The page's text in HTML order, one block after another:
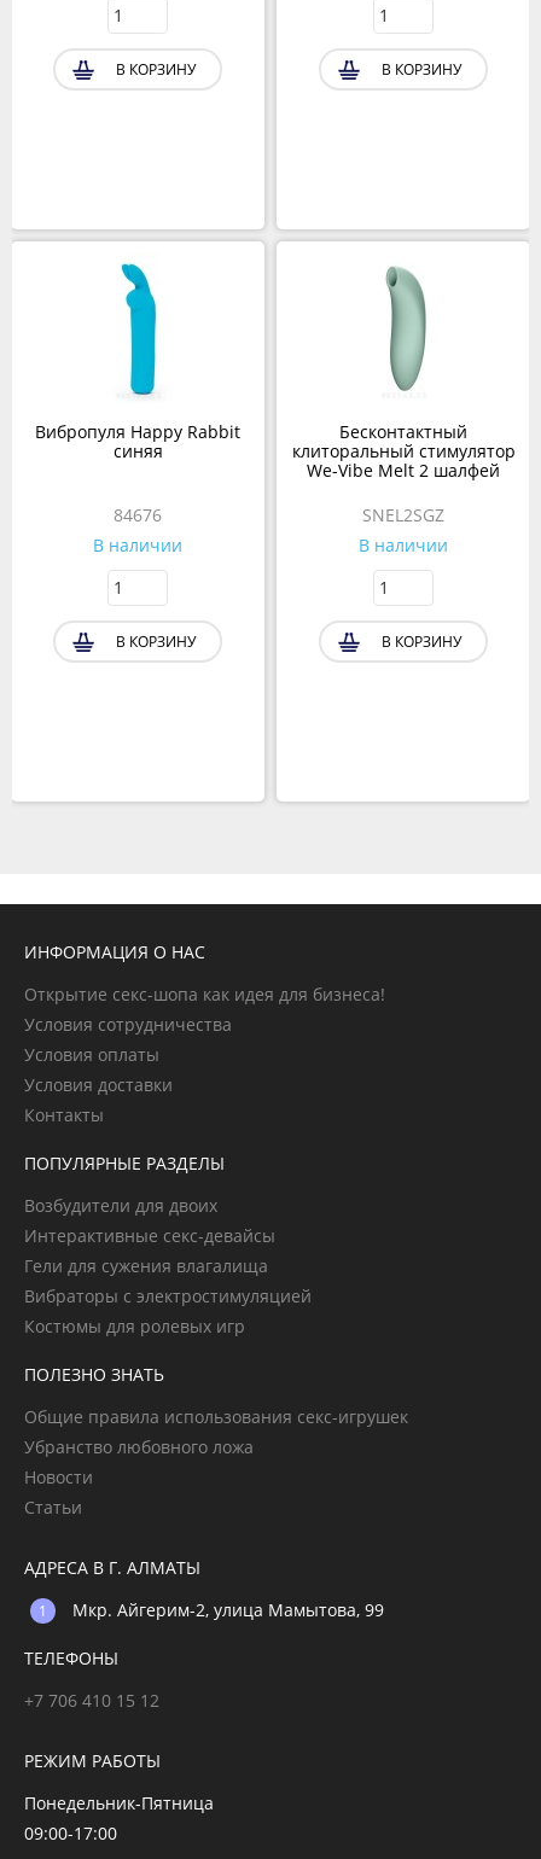
В КОРЗИНУ
Вибропуля Happy Rabbit
синяя
84676
В наличии
В КОРЗИНУ
В КОРЗИНУ
Бесконтактный
клиторальный стимулятор
We-Vibe Melt 2 шалфей
SNEL2SGZ
В наличии
В КОРЗИНУ
ИНФОРМАЦИЯ О НАС
Открытие секс-шопа как идея для бизнеса!
Условия сотрудничества
Условия оплаты
Условия доставки
Контакты
ПОПУЛЯРНЫЕ РАЗДЕЛЫ
Возбудители для двоих
Интерактивные секс-девайсы
Гели для сужения влагалища
Вибраторы с электростимуляцией
Костюмы для ролевых игр
ПОЛЕЗНО ЗНАТЬ
Общие правила использования секс-игрушек
Убранство любовного ложа
Новости
Статьи
АДРЕСА В Г. АЛМАТЫ
Мкр. Айгерим-2, улица Мамытова, 99
ТЕЛЕФОНЫ
+7 706 410 15 12
РЕЖИМ РАБОТЫ
Понедельник-Пятница
09:00-17:00